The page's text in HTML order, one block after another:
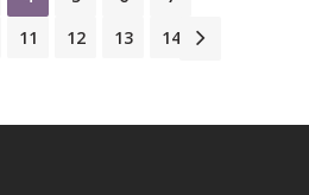
11 12 13 14